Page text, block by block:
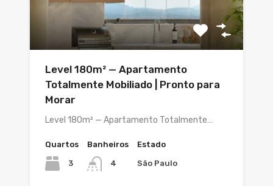
Level 180m² — Apartamento
Totalmente Mobiliado | Pronto para
Morar
Level 180m² — Apartamento Totalmente…
Quartos
3
Banheiros
4
Estado
São Paulo